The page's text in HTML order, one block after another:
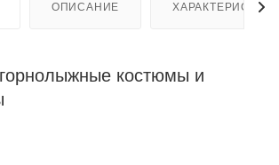
ОПИСАНИЕ
костюмы и